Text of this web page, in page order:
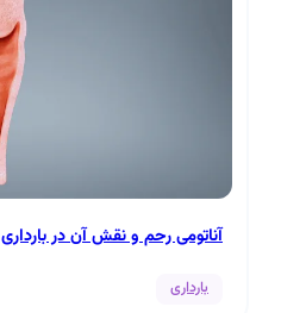
آناتومی رحم و نقش آن در بارداری
بارداری